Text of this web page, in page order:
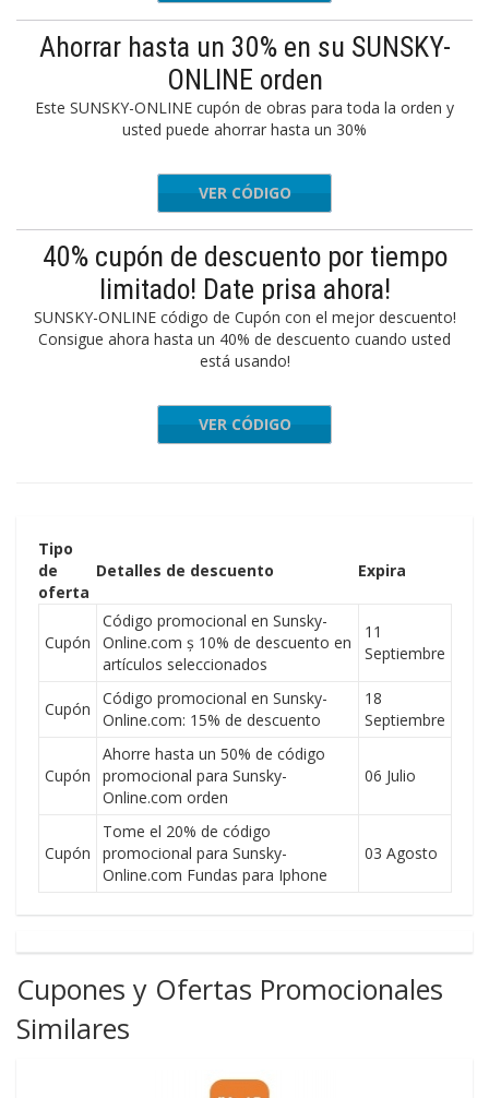
Ahorrar hasta un 30% en su SUNSKY-
ONLINE orden
Este SUNSKY-ONLINE cupón de obras para toda la orden y
usted puede ahorrar hasta un 30%
NEW80
VER CÓDIGO
40% cupón de descuento por tiempo
limitado! Date prisa ahora!
SUNSKY-ONLINE código de Cupón con el mejor descuento!
Consigue ahora hasta un 40% de descuento cuando usted
está usando!
MRC60
VER CÓDIGO
Tipo
de
oferta
Detalles de descuento Expira
Cupón
Código promocional en Sunsky-
Online.com ș 10% de descuento en
artículos seleccionados
11
Septiembre
Cupón
Código promocional en Sunsky-
Online.com: 15% de descuento
18
Septiembre
Cupón
Ahorre hasta un 50% de código
promocional para Sunsky-
Online.com orden
06 Julio
Cupón
Tome el 20% de código
promocional para Sunsky-
Online.com Fundas para Iphone
03 Agosto
Cupones y Ofertas Promocionales
Similares